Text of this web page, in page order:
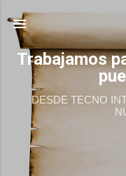
Trabajamos
DESDE TECNO